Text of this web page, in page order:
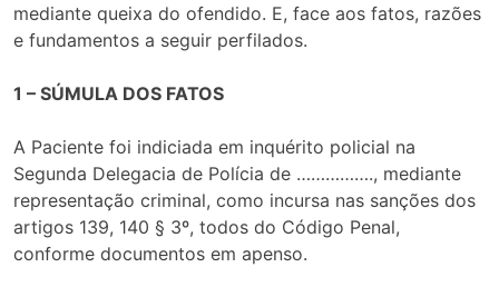
mediante queixa do ofendido. E, face aos fatos, razões
e fundamentos a seguir perfilados.
1 – SÚMULA DOS FATOS
A Paciente foi indiciada em inquérito policial na
Segunda Delegacia de Polícia de ……………., mediante
representação criminal, como incursa nas sanções dos
artigos 139, 140 § 3º, todos do Código Penal,
conforme documentos em apenso.